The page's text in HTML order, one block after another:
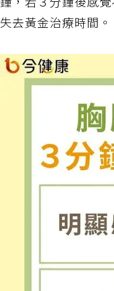
鐘，若３分鐘後感
失去黃金治療時間。